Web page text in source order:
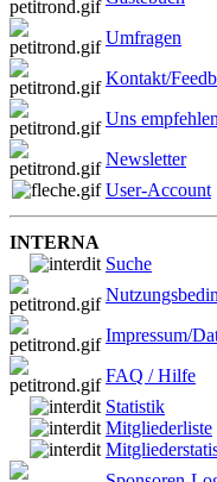
Umfragen
Kontakt/
Uns empfehlen
Newsletter
User-Account
INTERNA
Suche
Impressum/
FAQ / Hilfe
Statistik
Mitgliederliste